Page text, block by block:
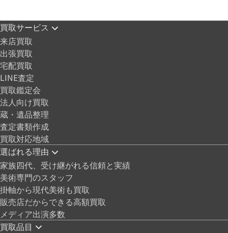
買取サービス
来店買取
出張買取
宅配買取
LINE査定
買取鑑定会
法人向け買取
蔵・遺品整理
査定書類作成
買取対応地域
選ばれる理由
家族四代、受け継がれる信頼と実績
美術専門のスタッフ
掛軸から現代美術も買取
販売店だからできる高額買取
メディア出演多数
買取品目